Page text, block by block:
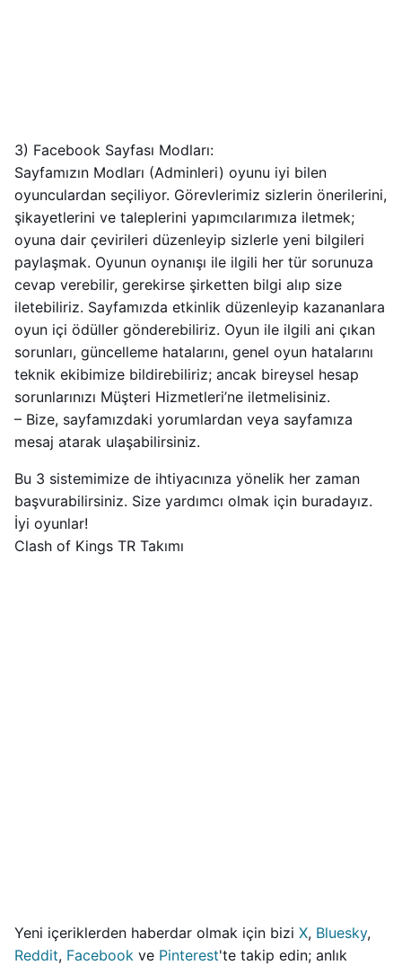
3) Facebook Sayfası Modları:
Sayfamızın Modları (Adminleri) oyunu iyi bilen
oyunculardan seçiliyor. Görevlerimiz sizlerin önerilerini,
şikayetlerini ve taleplerini yapımcılarımıza iletmek;
oyuna dair çevirileri düzenleyip sizlerle yeni bilgileri
paylaşmak. Oyunun oynanışı ile ilgili her tür sorunuza
cevap verebilir, gerekirse şirketten bilgi alıp size
iletebiliriz. Sayfamızda etkinlik düzenleyip kazananlara
oyun içi ödüller gönderebiliriz. Oyun ile ilgili ani çıkan
sorunları, güncelleme hatalarını, genel oyun hatalarını
teknik ekibimize bildirebiliriz; ancak bireysel hesap
sorunlarınızı Müşteri Hizmetleri’ne iletmelisiniz.
– Bize, sayfamızdaki yorumlardan veya sayfamıza
mesaj atarak ulaşabilirsiniz.
Bu 3 sistemimize de ihtiyacınıza yönelik her zaman
başvurabilirsiniz. Size yardımcı olmak için buradayız.
İyi oyunlar!
Clash of Kings TR Takımı
Yeni içeriklerden haberdar olmak için bizi X, Bluesky,
Reddit, Facebook ve Pinterest'te takip edin; anlık